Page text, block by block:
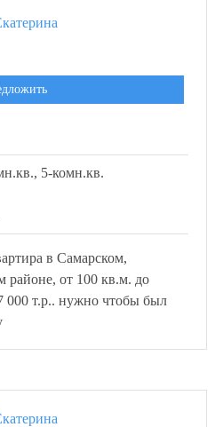
5-комн.кв.
в Самарском,
районе, от 100 кв.м. до
000 т.р.. нужно чтобы был